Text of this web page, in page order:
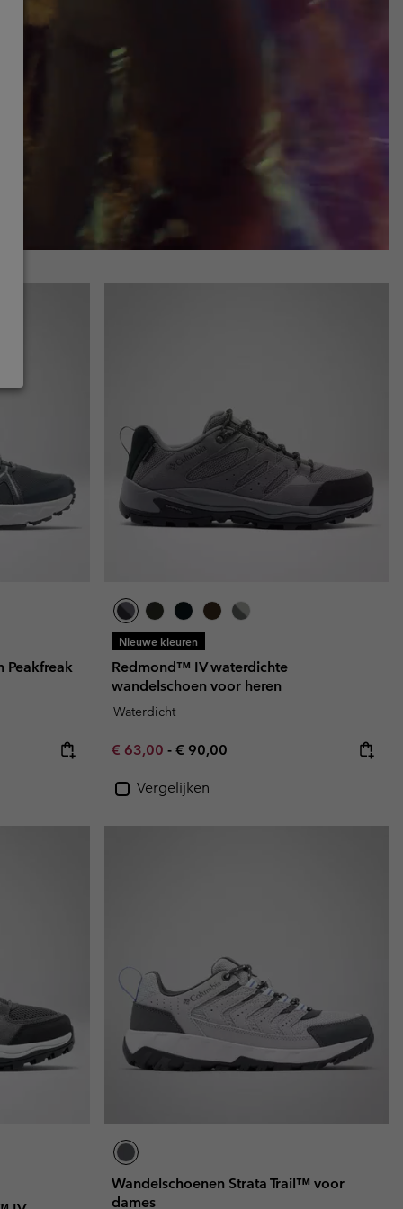
Peakfreak
Nieuwe kleuren
Redmond™ IV waterdichte
wandelschoen voor heren
Waterdicht
Minimum sale price:
€ 63,00 - Maximum price:
€ 90,00
Vergelijken
Wandelschoenen Strata Trail™ voor
dames